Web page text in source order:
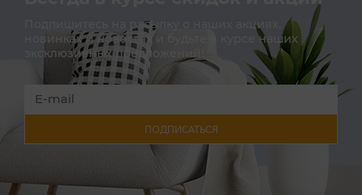
Подпишитесь на расылку о наших акциях,
новинках и новостях и будьте в курсе наших
эксклюзивных предложений!
ПОДПИСАТЬСЯ